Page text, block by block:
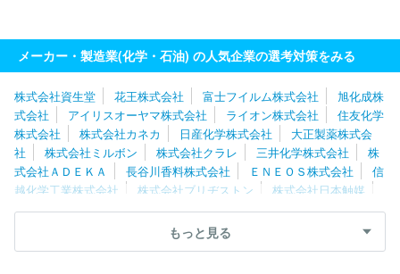
メーカー・製造業(化学・石油) の人気企業の選考対策をみる
株式会社資生堂 花王株式会社 富士フイルム株式会社
旭化成株
式会社
アイリスオーヤマ株式会社 ライオン株式会社
住友化学
株式会社
株式会社カネカ 日産化学株式会社
大正製薬株式会
社
株式会社ミルボン 株式会社クラレ 三井化学株式会社
株
式会社ＡＤＥＫＡ
長谷川香料株式会社 ＥＮＥＯＳ株式会社
信
越化学工業株式会社
株式会社ブリヂストン
株式会社日本触媒
東ソー株式会社
高砂香料工業株式会社
三菱ケミカル株式会社
株式会社アシックス
もっと見る